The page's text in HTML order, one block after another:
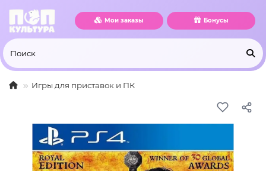
Мои заказы Бонусы
Игры для приставок и ПК